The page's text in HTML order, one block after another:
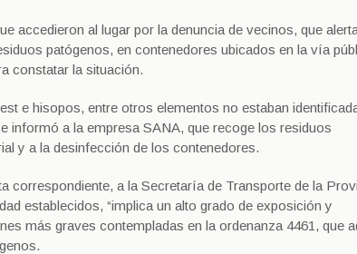
accedieron al lugar por la denuncia de vecinos, que
patógenos, en contenedores ubicados en la vía
constatar la situación.
e hisopos, entre otros elementos no estaban
informó a la empresa SANA, que recoge los residuos
y a la desinfección de los contenedores.
correspondiente, a la Secretaría de Transporte de la
establecidos, “implica un alto grado de exposición y
más graves contempladas en la ordenanza 4461, que